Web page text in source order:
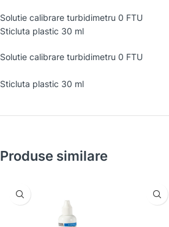
Solutie calibrare turbidimetru 0 FTU
Sticluta plastic 30 ml
Solutie calibrare turbidimetru 0 FTU
Sticluta plastic 30 ml
Produse similare